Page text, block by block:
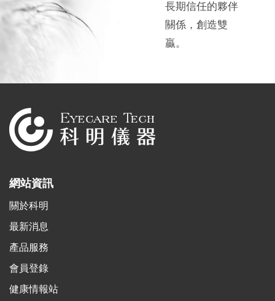
長期信任的夥伴
關係，創造雙
贏。
網站資訊
關於科明
最新消息
產品服務
會員登錄
健康情報站